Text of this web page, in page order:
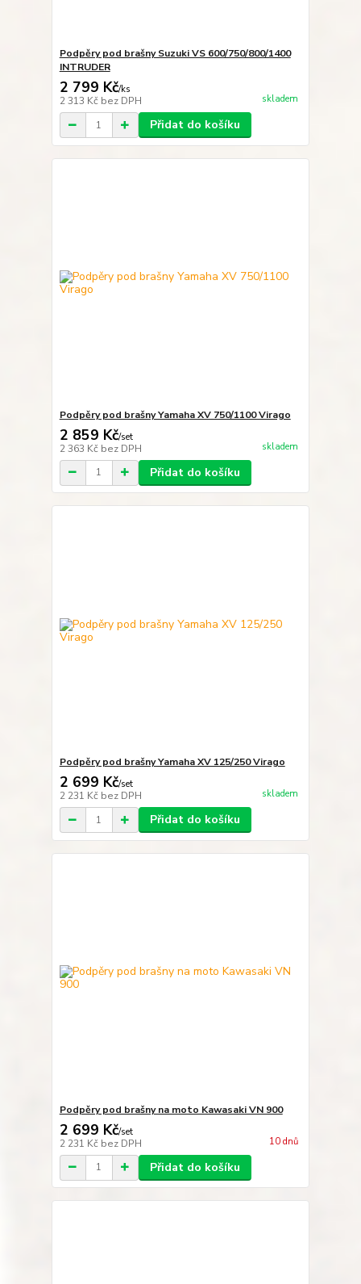
Podpěry pod brašny Suzuki VS 600/750/800/1400
INTRUDER
2 799 Kč/ks
2 313 Kč bez DPH skladem
Přidat do košíku
Podpěry pod brašny Yamaha XV 750/1100 Virago
2 859 Kč/set
2 363 Kč bez DPH skladem
Přidat do košíku
Podpěry pod brašny Yamaha XV 125/250 Virago
2 699 Kč/set
2 231 Kč bez DPH skladem
Přidat do košíku
Podpěry pod brašny na moto Kawasaki VN 900
2 699 Kč/set
2 231 Kč bez DPH 10 dnů
Přidat do košíku